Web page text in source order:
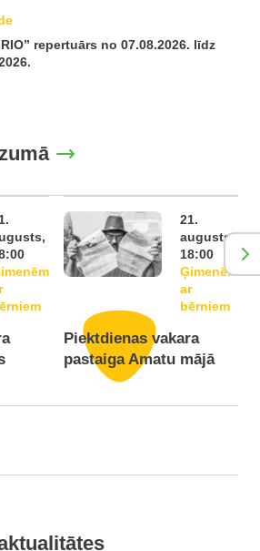
repertuārs no 07.08.2026. līdz
21.
augusts,
18:00
Ģimenēm
ar
bērniem
Piektdienas vakara
pastaiga Amatu mājā